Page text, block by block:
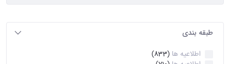
طبقه بندی
اطلاعیه ها (833)